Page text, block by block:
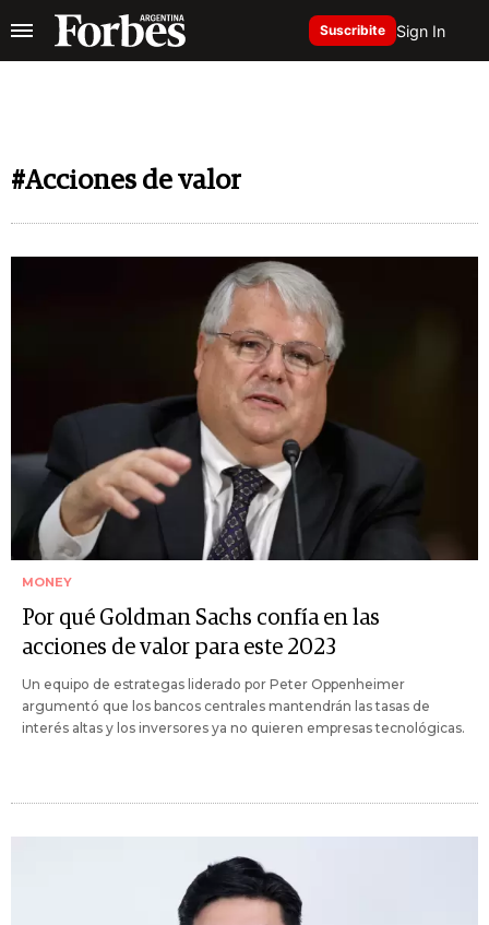
Suscribite Sign In
#Acciones de valor
MONEY
Por qué Goldman Sachs confía en las
acciones de valor para este 2023
Un equipo de estrategas liderado por Peter Oppenheimer
argumentó que los bancos centrales mantendrán las tasas de
interés altas y los inversores ya no quieren empresas tecnológicas.